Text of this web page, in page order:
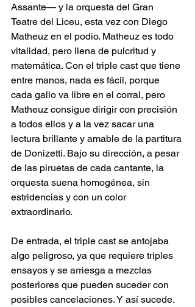
Assante— y la orquesta del Gran
Teatre del Liceu, esta vez con Diego
Matheuz en el podio. Matheuz es todo
vitalidad, pero llena de pulcritud y
matemática. Con el triple cast que tiene
entre manos, nada es fácil, porque
cada gallo va libre en el corral, pero
Matheuz consigue dirigir con precisión
a todos ellos y a la vez sacar una
lectura brillante y amable de la partitura
de Donizetti. Bajo su dirección, a pesar
de las piruetas de cada cantante, la
orquesta suena homogénea, sin
estridencias y con un color
extraordinario.
De entrada, el triple cast se antojaba
algo peligroso, ya que requiere triples
ensayos y se arriesga a mezclas
posteriores que pueden suceder con
posibles cancelaciones. Y así sucede.